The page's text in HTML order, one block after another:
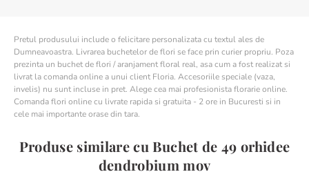
Pretul produsului include o felicitare personalizata cu textul ales de
Dumneavoastra. Livrarea buchetelor de flori se face prin curier propriu. Poza
prezinta un buchet de flori / aranjament floral real, asa cum a fost realizat si
livrat la comanda online a unui client Floria. Accesoriile speciale (vaza,
invelis) nu sunt incluse in pret. Alege cea mai profesionista florarie online.
Comanda flori online cu livrate rapida si gratuita - 2 ore in Bucuresti si in
cele mai importante orase din tara.
Produse similare cu Buchet de 49 orhidee
dendrobium mov